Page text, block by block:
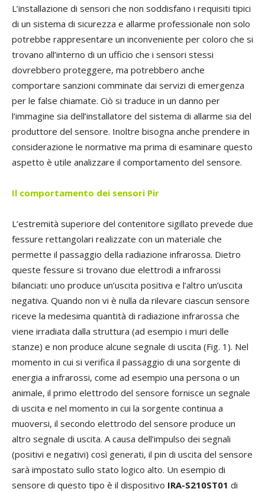
L’installazione di sensori che non soddisfano i requisiti tipici
di un sistema di sicurezza e allarme professionale non solo
potrebbe rappresentare un inconveniente per coloro che si
trovano all’interno di un ufficio che i sensori stessi
dovrebbero proteggere, ma potrebbero anche
comportare sanzioni comminate dai servizi di emergenza
per le false chiamate. Ciò si traduce in un danno per
l’immagine sia dell’installatore del sistema di allarme sia del
produttore del sensore. Inoltre bisogna anche prendere in
considerazione le normative ma prima di esaminare questo
aspetto è utile analizzare il comportamento del sensore.
Il comportamento dei sensori Pir
L’estremità superiore del contenitore sigillato prevede due
fessure rettangolari realizzate con un materiale che
permette il passaggio della radiazione infrarossa. Dietro
queste fessure si trovano due elettrodi a infrarossi
bilanciati: uno produce un’uscita positiva e l’altro un’uscita
negativa. Quando non vi è nulla da rilevare ciascun sensore
riceve la medesima quantità di radiazione infrarossa che
viene irradiata dalla struttura (ad esempio i muri delle
stanze) e non produce alcune segnale di uscita (Fig. 1). Nel
momento in cui si verifica il passaggio di una sorgente di
energia a infrarossi, come ad esempio una persona o un
animale, il primo elettrodo del sensore fornisce un segnale
di uscita e nel momento in cui la sorgente continua a
muoversi, il secondo elettrodo del sensore produce un
altro segnale di uscita. A causa dell’impulso dei segnali
(positivi e negativi) così generati, il pin di uscita del sensore
sarà impostato sullo stato logico alto. Un esempio di
sensore di questo tipo è il dispositivo IRA-S210ST01 di